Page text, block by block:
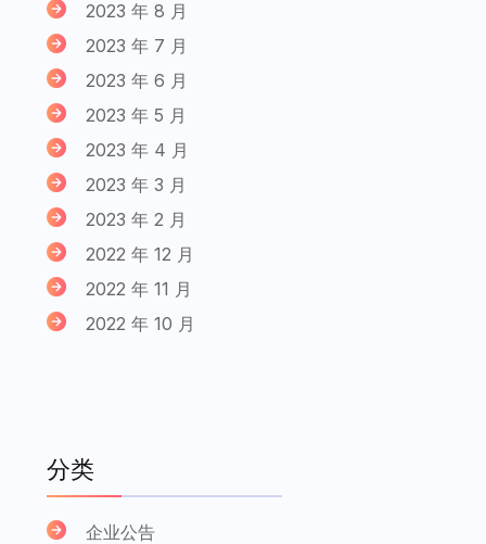
2023 年 8 月
2023 年 7 月
2023 年 6 月
2023 年 5 月
2023 年 4 月
2023 年 3 月
2023 年 2 月
2022 年 12 月
2022 年 11 月
2022 年 10 月
分类
企业公告